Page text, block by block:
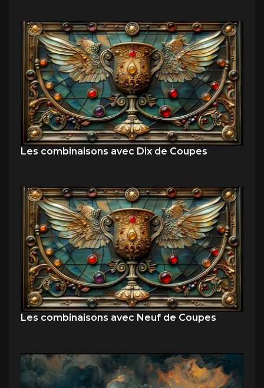
Les combinaisons avec Dix de Coupes
Les combinaisons avec Neuf de Coupes